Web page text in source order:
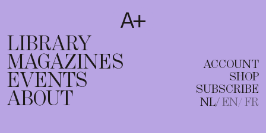
T
EN FR
LIBRARY
MAGAZINES
EVENTS
ABOUT
ACCOUNT
SHOP
SUBSCRIBE
NL EN FR